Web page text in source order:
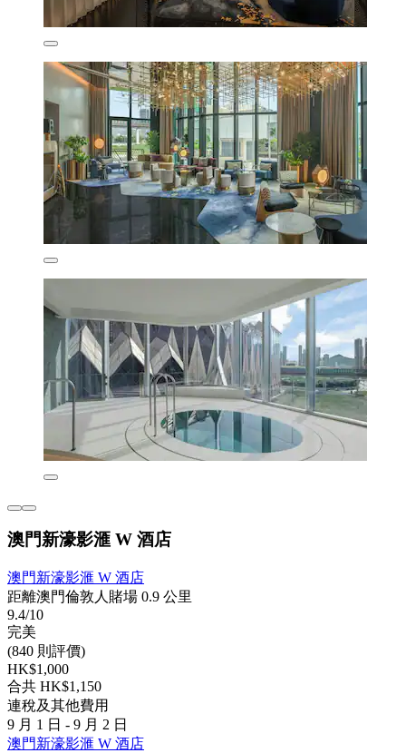
澳門新濠影滙 W 酒店
澳門新濠影滙 W 酒店
距離澳門倫敦人賭場 0.9 公里
9.4/10
完美
(840 則評價)
HK$1,000
合共 HK$1,150
連稅及其他費用
9 月 1 日 - 9 月 2 日
澳門新濠影滙 W 酒店